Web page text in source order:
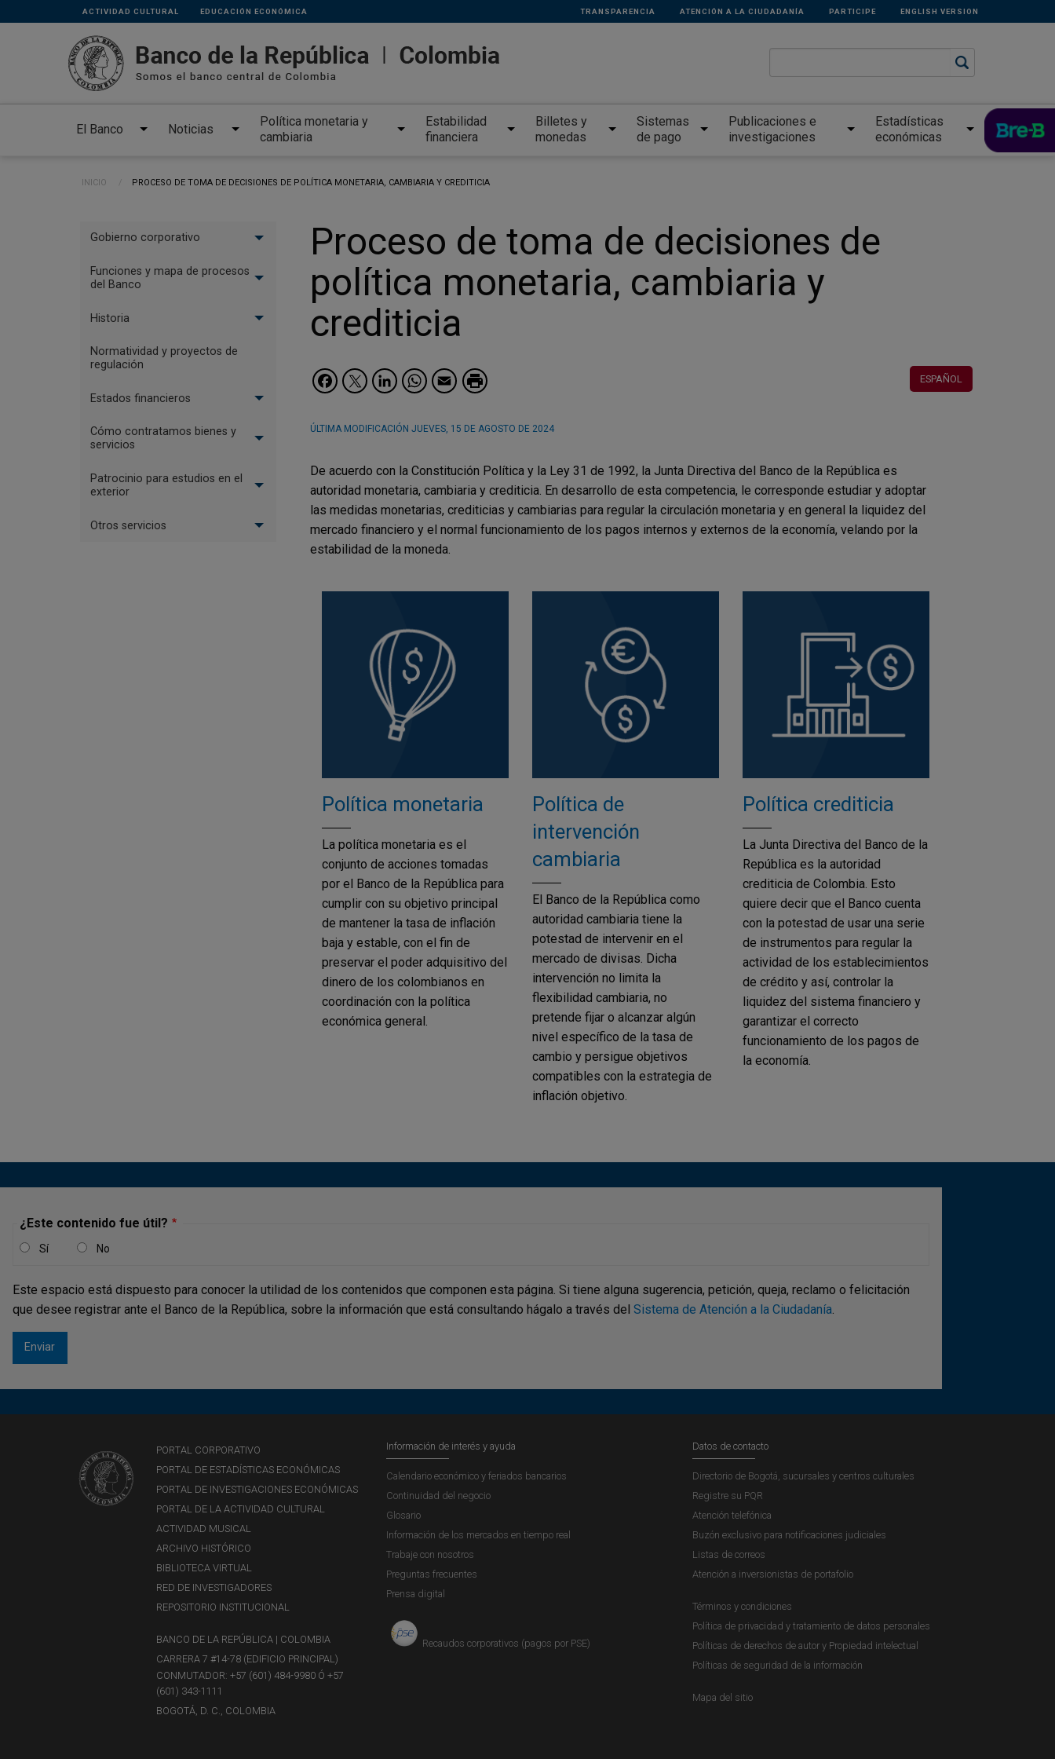
Pasar al contenido principal
Links
secundarios
ACTIVIDAD CULTURAL EDUCACIÓN ECONÓMICA TRANSPARENCIA ATENCIÓN A LA CIUDADANÍA PARTICIPE ENGLISH VERSION
El Banco Noticias
Política monetaria y
cambiaria
Estabilidad
financiera
Billetes y
monedas
Sistemas
de pago
Publicaciones e
investigaciones
Estadísticas
económicas
Ruta de navegación
INICIO CURRENT:
PROCESO DE TOMA DE DECISIONES DE POLÍTICA MONETARIA, CAMBIARIA Y CREDITICIA
Proceso de toma de decisiones de
política monetaria, cambiaria y
crediticia
ESPAÑOL
Facebook
Twitter
LinkedIn
WhatsApp
Email
ÚLTIMA MODIFICACIÓN JUEVES, 15 DE AGOSTO DE 2024
De acuerdo con la Constitución Política y la Ley 31 de 1992, la Junta Directiva del Banco de la República es
autoridad monetaria, cambiaria y crediticia. En desarrollo de esta competencia, le corresponde estudiar y adoptar
las medidas monetarias, crediticias y cambiarias para regular la circulación monetaria y en general la liquidez del
mercado financiero y el normal funcionamiento de los pagos internos y externos de la economía, velando por la
estabilidad de la moneda.
Política monetaria
La política monetaria es el
conjunto de acciones tomadas
por el Banco de la República para
cumplir con su objetivo principal
de mantener la tasa de inflación
baja y estable, con el fin de
preservar el poder adquisitivo del
dinero de los colombianos en
coordinación con la política
económica general.
Política de
intervención
cambiaria
El Banco de la República como
autoridad cambiaria tiene la
potestad de intervenir en el
mercado de divisas. Dicha
intervención no limita la
flexibilidad cambiaria, no
pretende fijar o alcanzar algún
nivel específico de la tasa de
cambio y persigue objetivos
compatibles con la estrategia de
inflación objetivo.
Política crediticia
La Junta Directiva del Banco de la
República es la autoridad
crediticia de Colombia. Esto
quiere decir que el Banco cuenta
con la potestad de usar una serie
de instrumentos para regular la
actividad de los establecimientos
de crédito y así, controlar la
liquidez del sistema financiero y
garantizar el correcto
funcionamiento de los pagos de
la economía.
Menu
Banco
Gobierno corporativo
Funciones y mapa de procesos
del Banco
Historia
Normatividad y proyectos de
regulación
Estados financieros
Cómo contratamos bienes y
servicios
Patrocinio para estudios en el
exterior
Otros servicios
¿Este contenido fue útil?
Sí No
Este espacio está dispuesto para conocer la utilidad de los contenidos que componen esta página. Si tiene alguna sugerencia, petición, queja, reclamo o felicitación
que desee registrar ante el Banco de la República, sobre la información que está consultando hágalo a través del Sistema de Atención a la Ciudadanía.
PORTAL CORPORATIVO
PORTAL DE ESTADÍSTICAS ECONÓMICAS
PORTAL DE INVESTIGACIONES ECONÓMICAS
PORTAL DE LA ACTIVIDAD CULTURAL
ACTIVIDAD MUSICAL
ARCHIVO HISTÓRICO
BIBLIOTECA VIRTUAL
RED DE INVESTIGADORES
REPOSITORIO INSTITUCIONAL
BANCO DE LA REPÚBLICA | COLOMBIA
CARRERA 7 #14-78 (EDIFICIO PRINCIPAL)
CONMUTADOR: +57 (601) 484-9980 Ó +57
(601) 343-1111
BOGOTÁ, D. C., COLOMBIA
Información de interés y ayuda
Calendario económico y feriados bancarios
Continuidad del negocio
Glosario
Información de los mercados en tiempo real
Trabaje con nosotros
Preguntas frecuentes
Prensa digital
Recaudos corporativos (pagos por PSE)
Datos de contacto
Directorio de Bogotá, sucursales y centros culturales
Registre su PQR
Atención telefónica
Buzón exclusivo para notificaciones judiciales
Listas de correos
Atención a inversionistas de portafolio
Términos y condiciones
Política de privacidad y tratamiento de datos personales
Políticas de derechos de autor y Propiedad intelectual
Políticas de seguridad de la información
Mapa del sitio